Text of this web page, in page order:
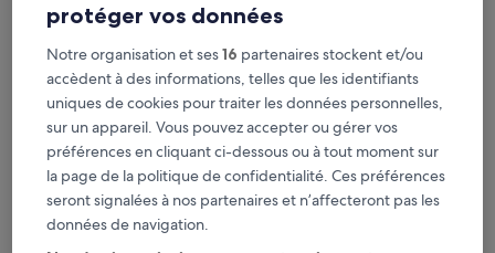
Vitória Hotel Convention Paulínia
protéger vos données
Notre organisation et ses16 partenaires stockent et/ou
accèdent à des informations, telles que les identifiants
uniques de cookies pour traiter les données personnelles,
sur un appareil. Vous pouvez accepter ou gérer vos
préférences en cliquant ci-dessous ou à tout moment sur
la page de la politique de confidentialité. Ces préférences
seront signalées à nos partenaires et n’affecteront pas les
données de navigation.